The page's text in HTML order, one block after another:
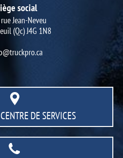
social
Jean-Neveu
(Qc) J4G 1N8
DE SERVICES